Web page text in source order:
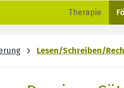
Therapie
Lesen/Schreiben/